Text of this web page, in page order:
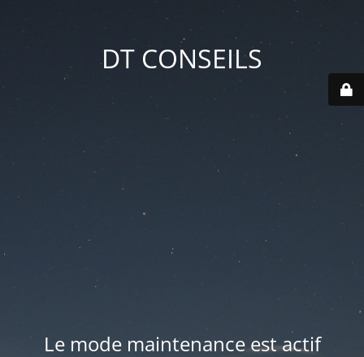
DT CONSEILS
Le mode maintenance est actif